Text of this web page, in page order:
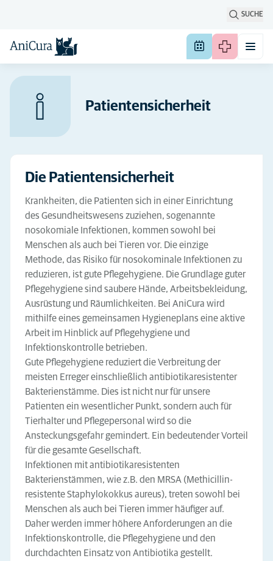
SUCHE
Patientensicherheit
Die Patientensicherheit
Krankheiten, die Patienten sich in einer Einrichtung
des Gesundheitswesens zuziehen, sogenannte
nosokomiale Infektionen, kommen sowohl bei
Menschen als auch bei Tieren vor. Die einzige
Methode, das Risiko für nosokominale Infektionen zu
reduzieren, ist gute Pflegehygiene. Die Grundlage guter
Pflegehygiene sind saubere Hände, Arbeitsbekleidung,
Ausrüstung und Räumlichkeiten. Bei AniCura wird
mithilfe eines gemeinsamen Hygieneplans eine aktive
Arbeit im Hinblick auf Pflegehygiene und
Infektionskontrolle betrieben.
Gute Pflegehygiene reduziert die Verbreitung der
meisten Erreger einschließlich antibiotikaresistenter
Bakterienstämme. Dies ist nicht nur für unsere
Patienten ein wesentlicher Punkt, sondern auch für
Tierhalter und Pflegepersonal wird so die
Ansteckungsgefahr gemindert. Ein bedeutender Vorteil
für die gesamte Gesellschaft.
Infektionen mit antibiotikaresistenten
Bakterienstämmen, wie z.B. den MRSA (Methicillin-
resistente Staphylokokkus aureus), treten sowohl bei
Menschen als auch bei Tieren immer häufiger auf.
Daher werden immer höhere Anforderungen an die
Infektionskontrolle, die Pflegehygiene und den
durchdachten Einsatz von Antibiotika gestellt.